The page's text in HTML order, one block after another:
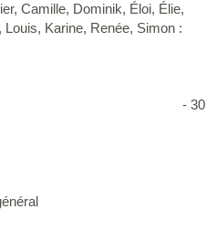
Camille, Dominik, Éloi, Élie,
Karine, Renée, Simon :